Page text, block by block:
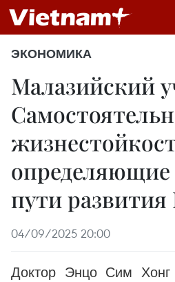
ЭКОНОМИКА
Малазийский
пути
04/09/2025 20:00
Доктор Энцо Сим Хонг